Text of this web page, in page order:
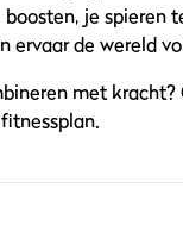
je spieren
ervaar de wereld
met